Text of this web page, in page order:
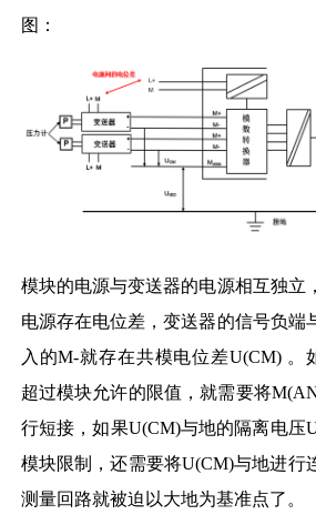
图：
模块的电源与变送器的电源相互独立
电源存在电位差，变送器的信号负端
入的M-就存在共模电位差U(CM) 。
超过模块允许的限值，就需要将
行短接，如果U(CM)与地的隔离电压
模块限制，还需要将U(CM)与地进行
测量回路就被迫以大地为基准点了。